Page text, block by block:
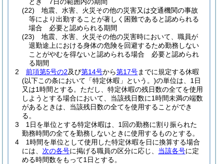
(22)
地震、水害、火災その他の災害又は交通機関の事故
等により出勤することが著しく困難であると認められる
場合 必要と認められる期間
(23)
地震、水害、火災その他の災害時において、職員が
退勤途上における身体の危険を回避するため勤務しない
ことがやむを得ないと認められる場合 必要と認められ
る期間
2
前項第5号の2及び第14号から第17号までに規定する休暇
(以下この条において「特定休暇」という。)の単位は、1日
又は1時間とする。 ただし、特定休暇の残日数の全てを使用
しようとする場合において、当該残日数に1時間未満の端数
があるときは、当該残日数の全てを使用することができ
る。
3
1日を単位とする特定休暇は、1回の勤務に割り振られた
勤務時間の全てを勤務しないときに使用するものとする。
4
1時間を単位として使用した特定休暇を日に換算する場合
には、 次の各号に掲げる職員の区分に応じ、 当該各号に定
める時間数をもって1日とする。